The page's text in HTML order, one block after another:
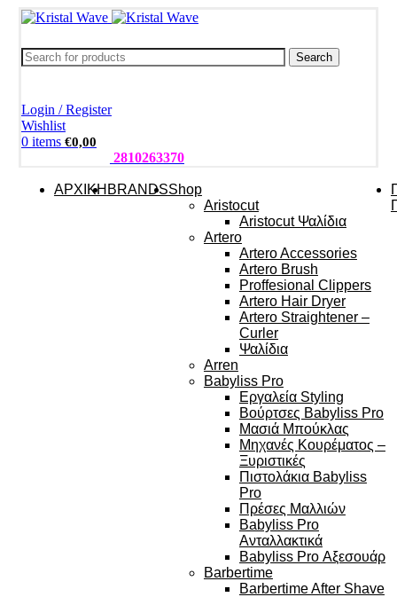
Search
Login / Register
Wishlist
0 items €0,00
2810263370
ΑΡΧΙΚΗ BRANDSShop
Aristocut
Aristocut Ψαλίδια
Artero
Artero Accessories
Artero Brush
Proffesional Clippers
Artero Hair Dryer
Artero Straightener –
Curler
Ψαλίδια
Arren
Babyliss Pro
Εργαλεία Styling
Βούρτσες Babyliss Pro
Μασιά Μπούκλας
Μηχανές Κουρέματος –
Ξυριστικές
Πιστολάκια Babyliss
Pro
Πρέσες Μαλλιών
Babyliss Pro
Ανταλλακτικά
Babyliss Pro Αξεσουάρ
Barbertime
Barbertime After Shave